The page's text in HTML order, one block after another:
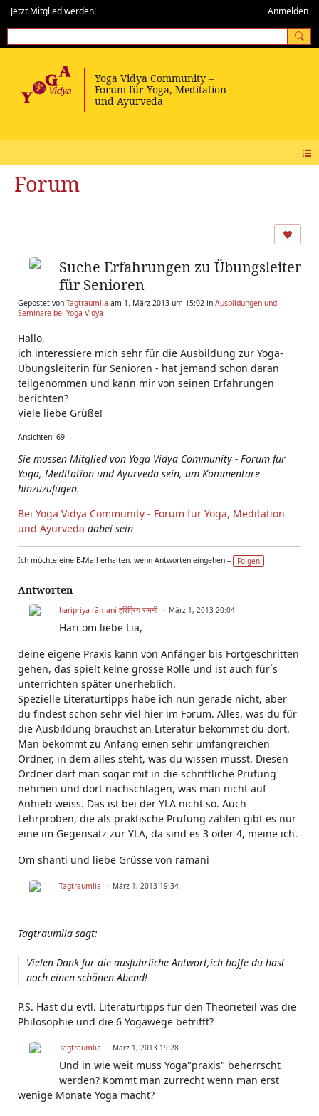
Jetzt Mitglied werden! Anmelden
Forum
Suche Erfahrungen zu Übungsleiter
für Senioren
Gepostet von Tagtraumlia am 1. März 2013 um 15:02 in Ausbildungen und
Seminare bei Yoga Vidya
Hallo,
ich interessiere mich sehr für die Ausbildung zur Yoga-
Übungsleiterin für Senioren - hat jemand schon daran
teilgenommen und kann mir von seinen Erfahrungen
berichten?
Viele liebe Grüße!
Ansichten: 69
Sie müssen Mitglied von Yoga Vidya Community - Forum für
Yoga, Meditation und Ayurveda sein, um Kommentare
hinzuzufügen.
Bei Yoga Vidya Community - Forum für Yoga, Meditation
und Ayurveda dabei sein
Ich möchte eine E-Mail erhalten, wenn Antworten eingehen – Folgen
Antworten
haripriya-rāmani हरिप्रिय रामनी März 1, 2013 20:04
Hari om liebe Lia,
deine eigene Praxis kann von Anfänger bis Fortgeschritten
gehen, das spielt keine grosse Rolle und ist auch für´s
unterrichten später unerheblich.
Spezielle Literaturtipps habe ich nun gerade nicht, aber
du findest schon sehr viel hier im Forum. Alles, was du für
die Ausbildung brauchst an Literatur bekommst du dort.
Man bekommt zu Anfang einen sehr umfangreichen
Ordner, in dem alles steht, was du wissen musst. Diesen
Ordner darf man sogar mit in die schriftliche Prüfung
nehmen und dort nachschlagen, was man nicht auf
Anhieb weiss. Das ist bei der YLA nicht so. Auch
Lehrproben, die als praktische Prüfung zählen gibt es nur
eine im Gegensatz zur YLA, da sind es 3 oder 4, meine ich.
Om shanti und liebe Grüsse von ramani
Tagtraumlia März 1, 2013 19:34
Tagtraumlia sagt:
Vielen Dank für die ausführliche Antwort,ich hoffe du hast
noch einen schönen Abend!
P.S. Hast du evtl. Literaturtipps für den Theorieteil was die
Philosophie und die 6 Yogawege betrifft?
Tagtraumlia März 1, 2013 19:28
Und in wie weit muss Yoga"praxis" beherrscht
werden? Kommt man zurrecht wenn man erst
wenige Monate Yoga macht?